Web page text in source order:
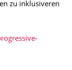
zu inklusiveren